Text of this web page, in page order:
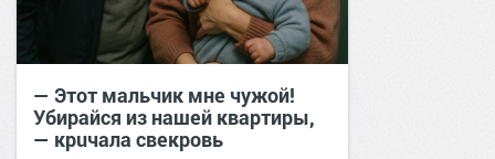
— Этот мальчик мне чужой!
Убирайся из нашей квартиры,
— крuчала свекровь